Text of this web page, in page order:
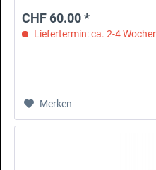
CHF 60.00 *
Liefertermin: ca. 2-4
Merken